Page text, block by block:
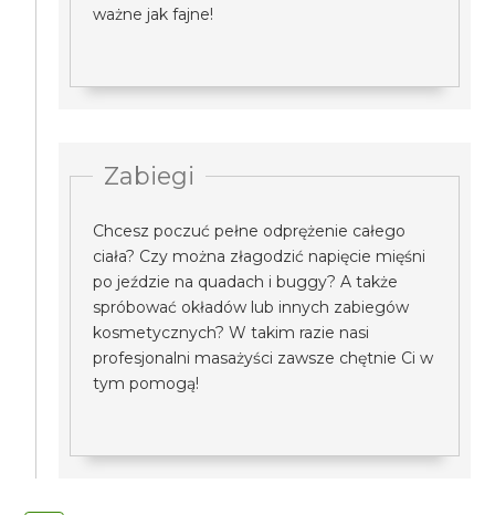
ważne jak fajne!
Zabiegi
Chcesz poczuć pełne odprężenie całego
ciała? Czy można złagodzić napięcie mięśni
po jeździe na quadach i buggy? A także
spróbować okładów lub innych zabiegów
kosmetycznych? W takim razie nasi
profesjonalni masażyści zawsze chętnie Ci w
tym pomogą!